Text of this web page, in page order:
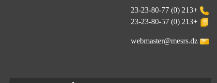
+213 (0) 23-23-80-77
+213 (0) 23-23-80-57
webmaster@mesrs.dz